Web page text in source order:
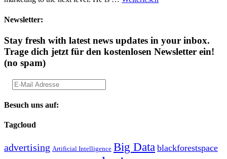
Newsletter:
Stay fresh with latest news updates in your inbox.
Trage dich jetzt für den kostenlosen Newsletter ein!
(no spam)
Besuch uns auf:
Tagcloud
advertising Artificial Intelligence Big Data blackforestspace